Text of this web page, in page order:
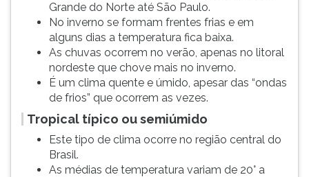
Grande do Norte até São Paulo.
No inverno se formam frentes frias e em
alguns dias a temperatura fica baixa.
As chuvas ocorrem no verão, apenas no litoral
nordeste que chove mais no inverno.
É um clima quente e úmido, apesar das “ondas
de frios” que ocorrem as vezes.
Tropical típico ou semiúmido
Este tipo de clima ocorre no região central do
Brasil.
As médias de temperatura variam de 20° a